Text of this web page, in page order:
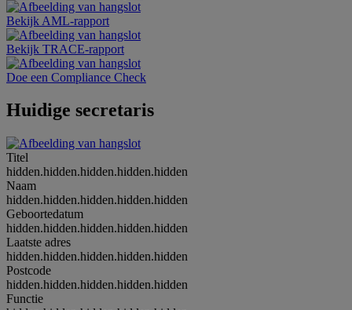
Bekijk AML-rapport
Bekijk TRACE-rapport
Doe een Compliance Check
Huidige secretaris
Titel
hidden.hidden.hidden.hidden.hidden
Naam
hidden.hidden.hidden.hidden.hidden
Geboortedatum
hidden.hidden.hidden.hidden.hidden
Laatste adres
hidden.hidden.hidden.hidden.hidden
Postcode
hidden.hidden.hidden.hidden.hidden
Functie